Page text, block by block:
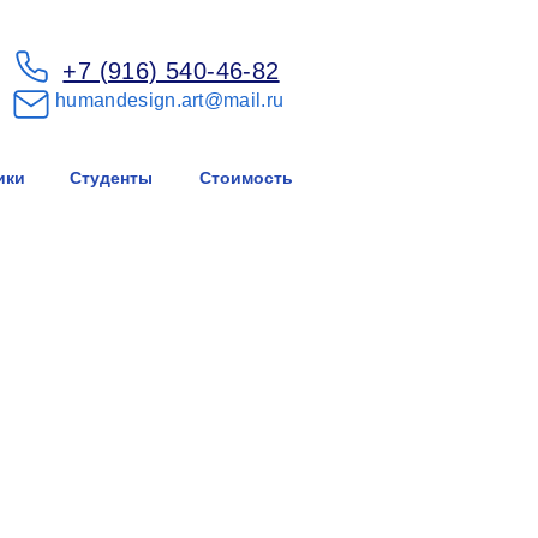
+7 (916) 540-46-82
humandesign.art@mail.ru
Студенты Стоимость